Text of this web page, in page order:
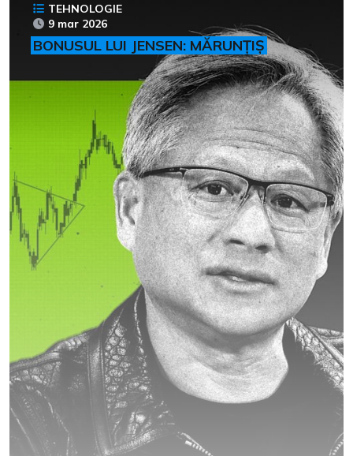
TEHNOLOGIE
9 mar 2026
BONUSUL LUI JENSEN: MĂRUNȚIȘ